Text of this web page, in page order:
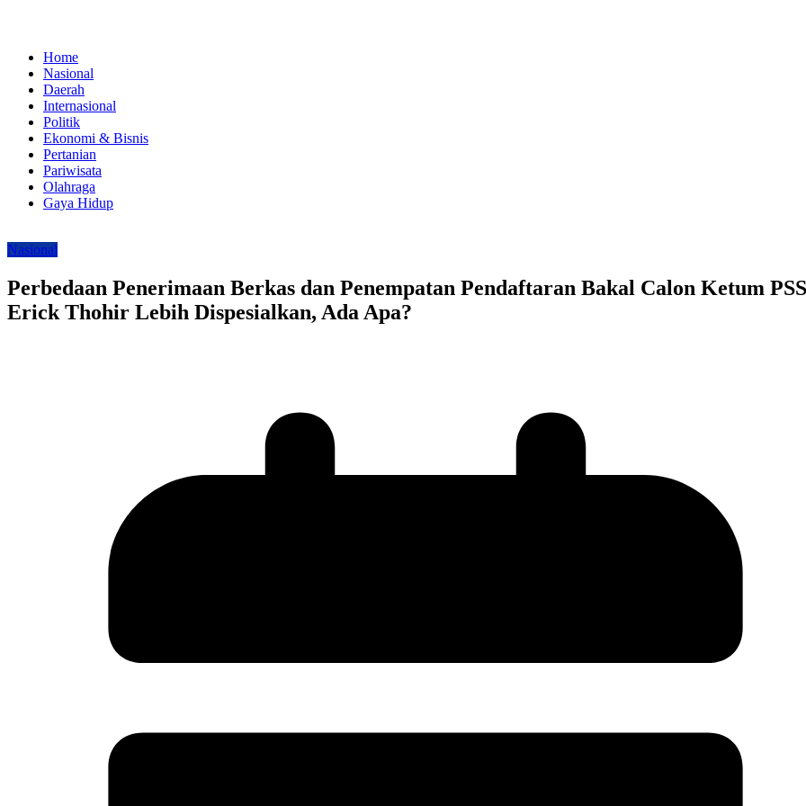
Home
Nasional
Daerah
Internasional
Politik
Ekonomi & Bisnis
Pertanian
Pariwisata
Olahraga
Gaya Hidup
Nasional
Perbedaan Penerimaan Berkas dan Penempatan Pendaftaran Bakal Calon Ketum
Erick Thohir Lebih Dispesialkan, Ada Apa?